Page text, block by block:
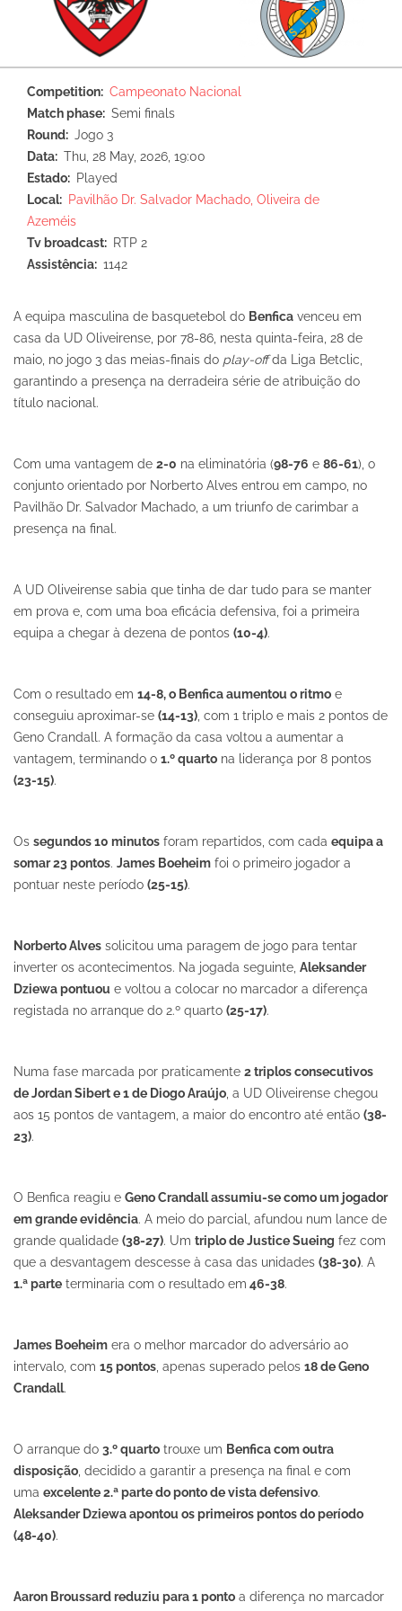
Competition
Campeonato Nacional
Match phase
Semi finals
Round
Jogo 3
Data
Thu, 28 May, 2026, 19:00
Estado
Played
Local
Pavilhão Dr. Salvador Machado, Oliveira de
Azeméis
Tv broadcast
RTP 2
Assistência
1142
A equipa masculina de basquetebol do Benfica venceu em
casa da UD Oliveirense, por 78-86, nesta quinta-feira, 28 de
maio, no jogo 3 das meias-finais do play-offda Liga Betclic,
garantindo a presença na derradeira série de atribuição do
título nacional.
Com uma vantagem de 2-0 na eliminatória (98-76 e 86-61), o
conjunto orientado por Norberto Alves entrou em campo, no
Pavilhão Dr. Salvador Machado, a um triunfo de carimbar a
presença na final.
A UD Oliveirense sabia que tinha de dar tudo para se manter
em prova e, com uma boa eficácia defensiva, foi a primeira
equipa a chegar à dezena de pontos (10-4).
Com o resultado em 14-8, o Benfica aumentou o ritmo e
conseguiu aproximar-se (14-13) , com 1 triplo e mais 2 pontos de
Geno Crandall. A formação da casa voltou a aumentar a
vantagem, terminando o 1.º quarto na liderança por 8 pontos
(23-15).
Os segundos 10 minutos foram repartidos, com cada equipa a
somar 23 pontos. James Boeheim foi o primeiro jogador a
pontuar neste período (25-15).
Norberto Alves solicitou uma paragem de jogo para tentar
inverter os acontecimentos. Na jogada seguinte, Aleksander
Dziewa pontuou e voltou a colocar no marcador a diferença
registada no arranque do 2.º quarto (25-17).
Numa fase marcada por praticamente 2 triplos consecutivos
de Jordan Sibert e 1 de Diogo Araújo , a UD Oliveirense chegou
aos 15 pontos de vantagem, a maior do encontro até então (38-
23).
O Benfica reagiu e Geno Crandall assumiu-se como um jogador
em grande evidência. A meio do parcial, afundou num lance de
grande qualidade (38-27). Um triplo de Justice Sueing fez com
que a desvantagem descesse à casa das unidades (38-30). A
1.ª parte terminaria com o resultado em 46-38.
James Boeheim era o melhor marcador do adversário ao
intervalo, com 15 pontos , apenas superado pelos 18 de Geno
Crandall.
O arranque do 3.º quarto trouxe um Benfica com outra
disposição , decidido a garantir a presença na final e com
uma excelente 2.ª parte do ponto de vista defensivo.
Aleksander Dziewa apontou os primeiros pontos do período
(48-40).
Aaron Broussard reduziu para 1 ponto a diferença no marcador